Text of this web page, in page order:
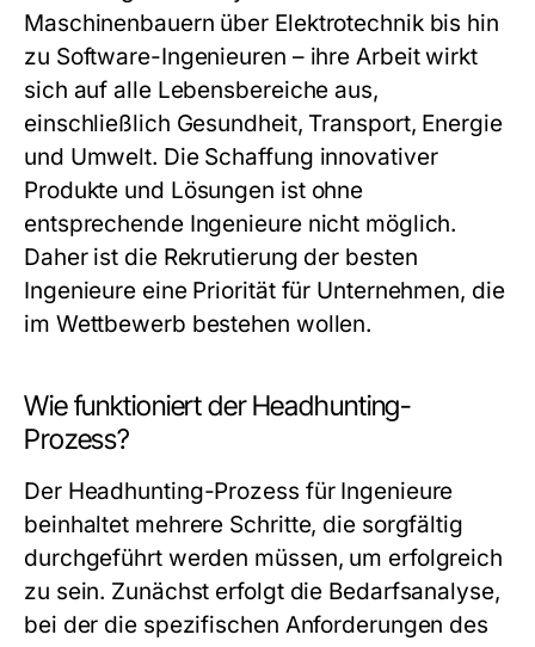
Maschinenbauern über Elektrotechnik bis hin
zu Software-Ingenieuren – ihre Arbeit wirkt
sich auf alle Lebensbereiche aus,
einschließlich Gesundheit, Transport, Energie
und Umwelt. Die Schaffung innovativer
Produkte und Lösungen ist ohne
entsprechende Ingenieure nicht möglich.
Daher ist die Rekrutierung der besten
Ingenieure eine Priorität für Unternehmen, die
im Wettbewerb bestehen wollen.
Wie funktioniert der Headhunting-
Prozess?
Der Headhunting-Prozess für Ingenieure
beinhaltet mehrere Schritte, die sorgfältig
durchgeführt werden müssen, um erfolgreich
zu sein. Zunächst erfolgt die Bedarfsanalyse,
bei der die spezifischen Anforderungen des